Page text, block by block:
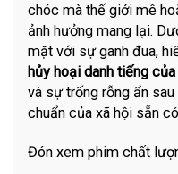
chóc mà thế giới mê
ảnh hưởng mang lại.
mặt với sự ganh đua,
hủy hoại danh tiếng
và sự trống rỗng ẩn
chuẩn của xã hội sẵn
Đón xem phim chất